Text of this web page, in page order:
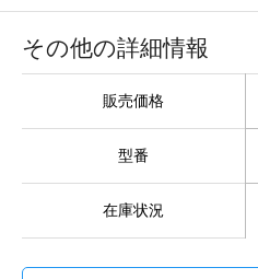
その他の詳細情報
販売価格
型番
在庫状況